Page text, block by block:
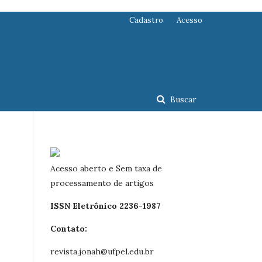
Buscar
Cadastro Acesso
Acesso aberto e Sem taxa de
processamento de artigos
ISSN Eletrônico 2236-1987
Contato:
revista.jonah@ufpel.edu.br